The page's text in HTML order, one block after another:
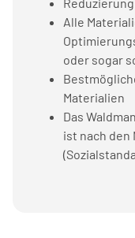
Alle
oder sogar
Materialien
Das
ist nach den